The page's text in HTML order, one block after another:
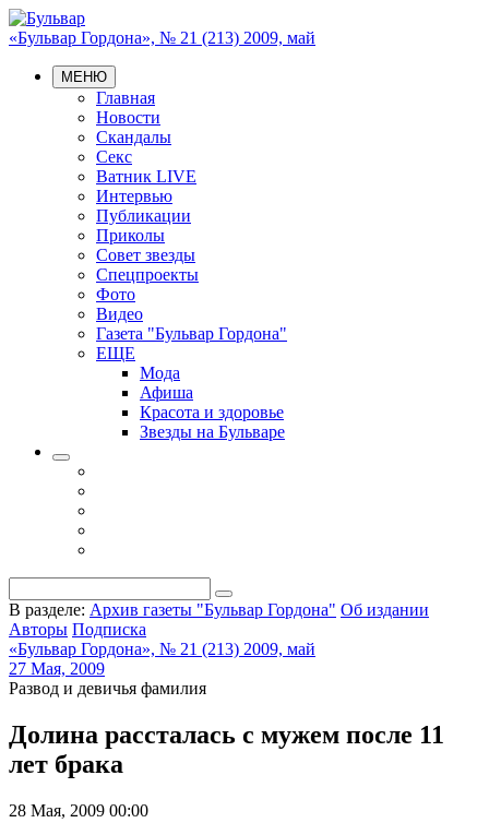
«Бульвар Гордона», № 21 (213) 2009, май
МЕНЮ
Главная
Новости
Скандалы
Секс
Ватник LIVE
Интервью
Публикации
Приколы
Совет звезды
Спецпроекты
Фото
Видео
Газета "Бульвар Гордона"
ЕЩЕ
Мода
Афиша
Красота и здоровье
Звезды на Бульваре
В разделе: Архив газеты "Бульвар Гордона" Об издании
Авторы Подписка
«Бульвар Гордона», № 21 (213) 2009, май
27 Мая, 2009
Развод и девичья фамилия
Долина рассталась с мужем после 11
лет брака
28 Мая, 2009 00:00